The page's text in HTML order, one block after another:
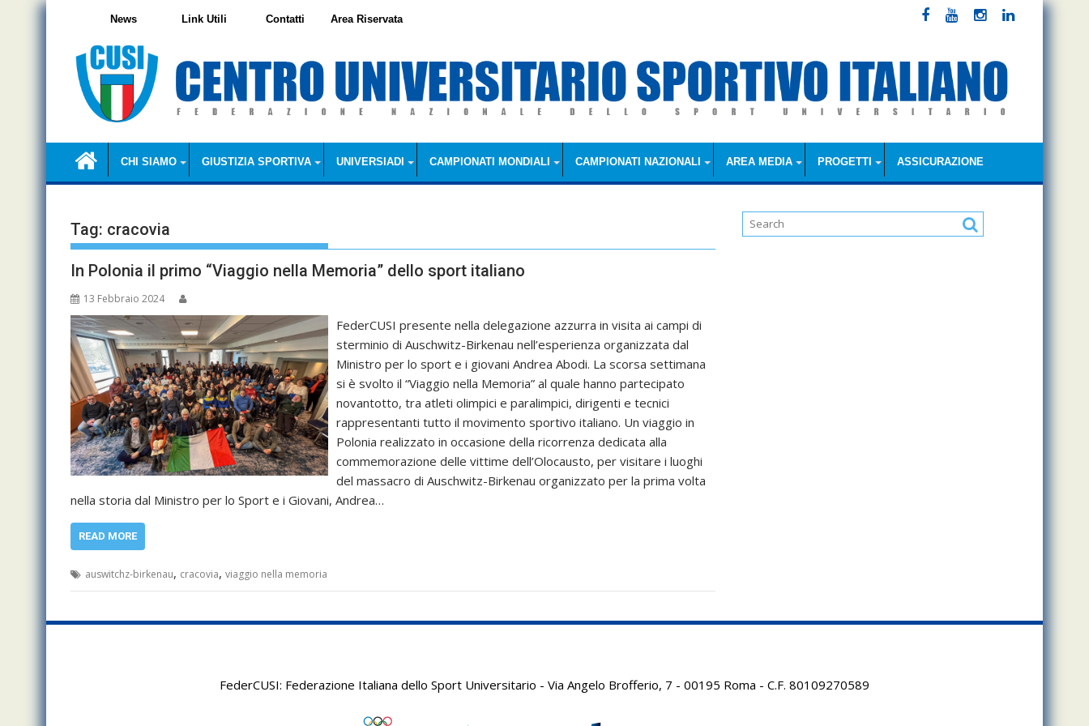
Skip
CHI SIAMO GIUSTIZIA SPORTIVA UNIVERSIADI CAMPIONATI MONDIALI CAMPIONATI NAZIONALI AREA MEDIA PROGETTI ASSICURAZIONE
News Link Utili Contatti Area Riservata
Tag: cracovia
In Polonia il primo “Viaggio nella Memoria” dello sport italiano
13 Febbraio 2024
FederCUSI presente nella delegazione azzurra in visita ai campi di
sterminio di Auschwitz-Birkenau nell’esperienza organizzata dal
Ministro per lo sport e i giovani Andrea Abodi. La scorsa settimana
si è svolto il “Viaggio nella Memoria” al quale hanno partecipato
novantotto, tra atleti olimpici e paralimpici, dirigenti e tecnici
rappresentanti tutto il movimento sportivo italiano. Un viaggio in
Polonia realizzato in occasione della ricorrenza dedicata alla
commemorazione delle vittime dell’Olocausto, per visitare i luoghi
del massacro di Auschwitz-Birkenau organizzato per la prima volta
nella storia dal Ministro per lo Sport e i Giovani, Andrea…
READ MORE
auswitchz-birkenau, cracovia, viaggio nella memoria
FederCUSI: Federazione Italiana dello Sport Universitario - Via Angelo Brofferio, 7 - 00195 Roma - C.F. 80109270589